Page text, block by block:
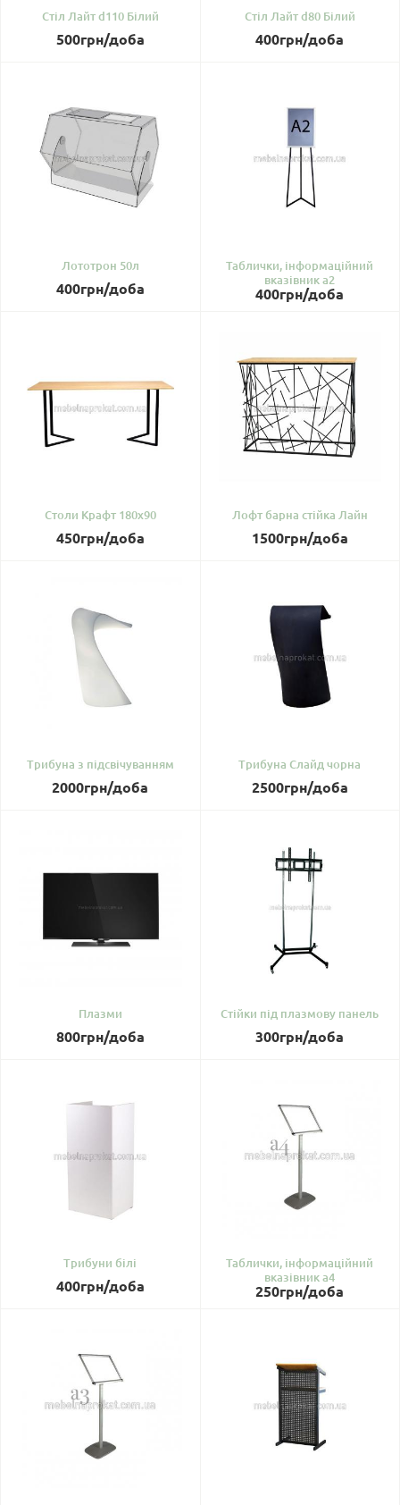
Стіл Лайт d110 Білий
500грн/доба
Стіл Лайт d80 Білий
400грн/доба
Лототрон 50л
400грн/доба
Таблички, інформаційний
вказівник а2
400грн/доба
Столи Крафт 180х90
450грн/доба
Лофт барна стійка Лайн
1500грн/доба
Трибуна з підсвічуванням
2000грн/доба
Трибуна Слайд чорна
2500грн/доба
Плазми
800грн/доба
Стійки під плазмову панель
300грн/доба
Трибуни білі
400грн/доба
Таблички, інформаційний
вказівник a4
250грн/доба